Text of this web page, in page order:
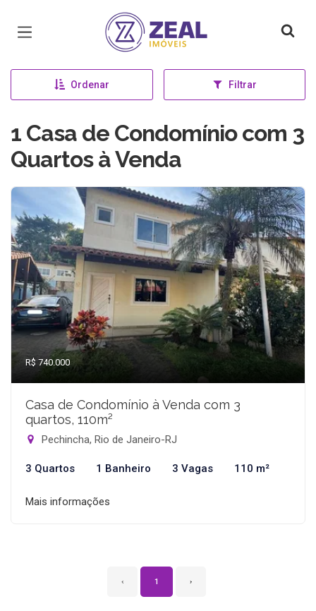
Página inicial
Ordenar Filtrar
1 Casa de Condomínio com 3
Quartos à Venda
R$ 740.000
Casa de Condomínio à Venda com 3
quartos, 110m²
Pechincha, Rio de Janeiro-RJ
3 Quartos 1 Banheiro 3 Vagas 110 m²
Mais informações
‹ 1 ›